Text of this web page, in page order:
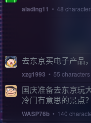
alading11 • 48
去东京买电子产品
xzg1993 • 55
国庆准备去东京玩
冷门有意思的景点？
WASP76b • 140